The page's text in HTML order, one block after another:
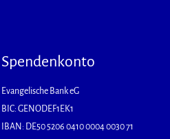
Spendenkonto
Evangelische Bank eG
BIC: GENODEF1EK1
IBAN: DE50 5206 0410 0004 0030 71